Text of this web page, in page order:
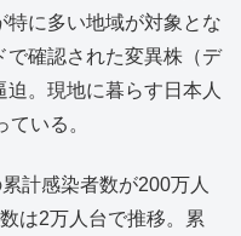
に多い地域が対象とな
で確認された変異株（デ
。現地に暮らす日本人
いる。
計感染者数が200万人
は2万人台で推移。累